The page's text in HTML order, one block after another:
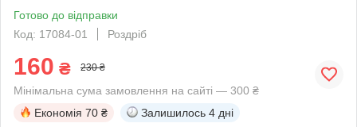
Готово до відправки
Код: 17084-01
Роздріб
160 ₴ 230 ₴
Мінімальна сума замовлення на сайті — 300 ₴
Економія 70 ₴ Залишилось 4 дні